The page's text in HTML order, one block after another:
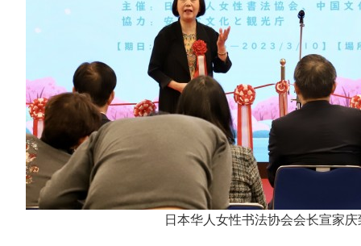
日本华人女性书法协会会长宣家庆